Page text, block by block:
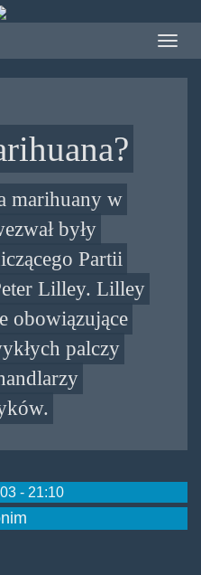
Toggle
marihuany w
były
Partii
Lilley. Lilley
obowiązujące
palczy
- 21:10